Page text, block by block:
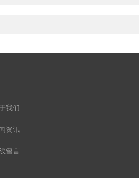
我们
资讯
留言